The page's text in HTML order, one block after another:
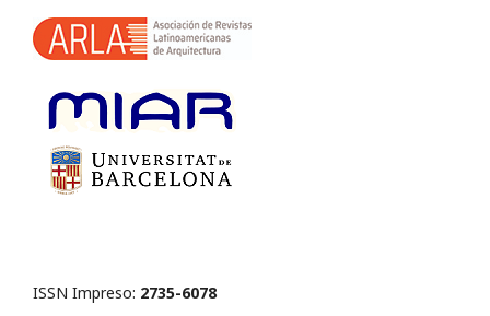
ISSN Impreso: 2735-6078